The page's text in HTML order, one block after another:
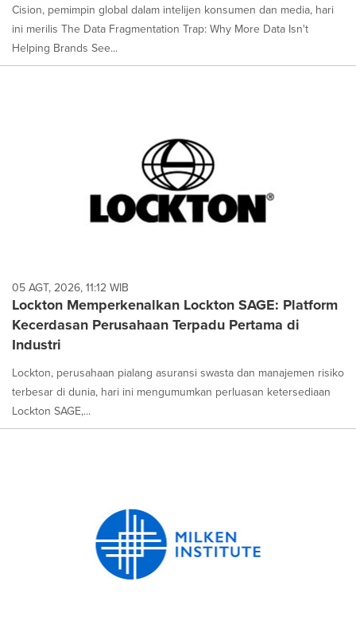
Cision, pemimpin global dalam intelijen konsumen dan media, hari
ini merilis The Data Fragmentation Trap: Why More Data Isn't
Helping Brands See...
05 AGT, 2026, 11:12 WIB
Lockton Memperkenalkan Lockton SAGE: Platform
Kecerdasan Perusahaan Terpadu Pertama di
Industri
Lockton, perusahaan pialang asuransi swasta dan manajemen risiko
terbesar di dunia, hari ini mengumumkan perluasan ketersediaan
Lockton SAGE,...